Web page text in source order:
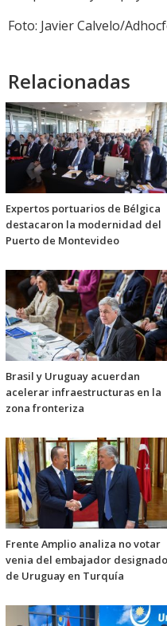
Foto: Javier Calvelo/
Relacionadas
Expertos portuarios de Bélgica
destacaron la modernidad del
Puerto de Montevideo
Brasil y Uruguay acuerdan
acelerar infraestructuras en la
zona fronteriza
Frente Amplio analiza no votar
venia del embajador designado
de Uruguay en Turquía